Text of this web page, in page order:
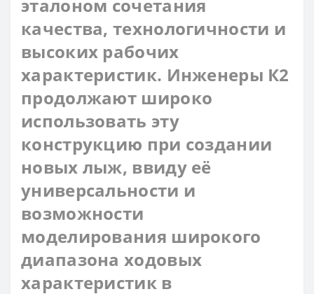
эталоном сочетания
качества, технологичности и
высоких рабочих
характеристик. Инженеры К2
продолжают широко
использовать эту
конструкцию при создании
новых лыж, ввиду её
универсальности и
возможности
моделирования широкого
диапазона ходовых
характеристик в